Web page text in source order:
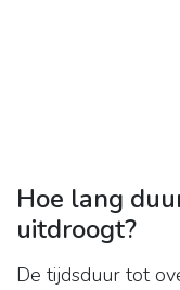
Hoe lang
uitdroogt?
De tijdsduur tot